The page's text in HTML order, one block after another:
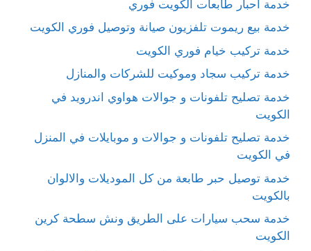
خدمة أحبار طابعات الكويت فوري
خدمة بيع ريموت تلفزيون صيانة وتوصيل فوري الكويت
خدمة تركيب خيام فوري الكويت
خدمة تركيب سجاد وموكيت للشركات والمنازل
خدمة تصليح تلفونات و جوالات هواوي اندرويد في
الكويت
خدمة تصليح تلفونات و جوالات و موبايلات في المنزل
في الكويت
خدمة توصيل حبر طابعة من كل الموديلات والالوان
بالكويت
خدمة سحب سيارات على الطريق ونش سطحة كرين
الكويت